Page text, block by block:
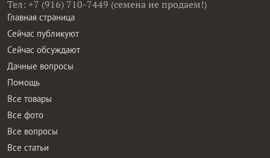
Тел: +7 (916) 710-7449 (семена не продаем!)
Главная страница
Сейчас публикуют
Сейчас обсуждают
Дачные вопросы
Помощь
Все товары
Все фото
Все вопросы
Все статьи